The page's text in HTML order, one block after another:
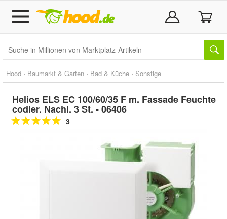
Hood › Baumarkt & Garten › Bad & Küche › Sonstige
Helios ELS EC 100/60/35 F m. Fassade Feuchte
codier. Nachl. 3 St. - 06406
3